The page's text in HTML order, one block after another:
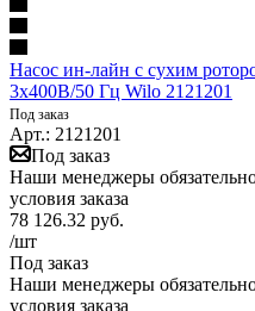
Насос ин-лайн с сухим
3х400В/50 Гц Wilo 2121201
Под заказ
Арт.: 2121201
Под заказ
Наши менеджеры
условия заказа
78 126.32 руб.
/шт
Под заказ
Наши менеджеры
условия заказа